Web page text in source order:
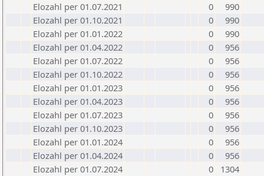
Elozahl per 01.07.2021
0
990
Elozahl per 01.10.2021
0
990
Elozahl per 01.01.2022
0
990
Elozahl per 01.04.2022
0
956
Elozahl per 01.07.2022
0
956
Elozahl per 01.10.2022
0
956
Elozahl per 01.01.2023
0
956
Elozahl per 01.04.2023
0
956
Elozahl per 01.07.2023
0
956
Elozahl per 01.10.2023
0
956
Elozahl per 01.01.2024
0
956
Elozahl per 01.04.2024
0
956
Elozahl per 01.07.2024
0
1304